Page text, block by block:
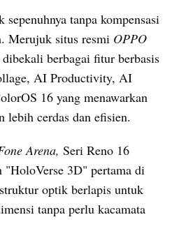
tanpa kompensasi
Merujuk situs resmi OPPO
berbagai fitur berbasis
AI Productivity, AI
16 yang menawarkan
lebih cerdas dan efisien.
Arena, Seri Reno 16
"HoloVerse 3D" pertama di
optik berlapis untuk
tanpa perlu kacamata